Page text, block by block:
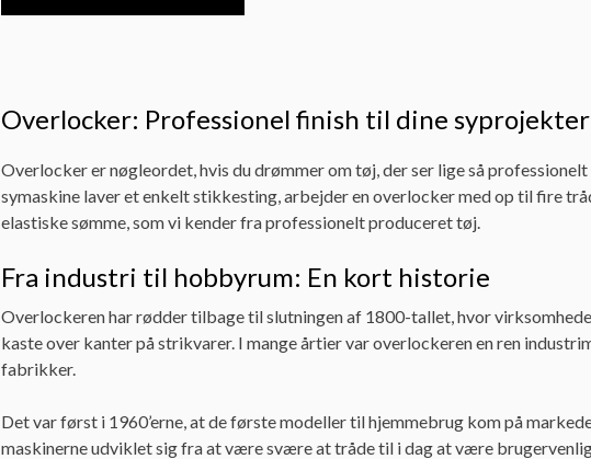
Overlocker: Professionel finish til dine syprojekter
Overlocker er nøgleordet, hvis du drømmer om tøj, der ser lige så
symaskine laver et enkelt stikkesting, arbejder en overlocker med op til fire
elastiske sømme, som vi kender fra professionelt produceret tøj.
Fra industri til hobbyrum: En kort historie
Overlockeren har rødder tilbage til slutningen af 1800-tallet, hvor
kaste over kanter på strikvarer. I mange årtier var overlockeren en ren
fabrikker.
Det var først i 1960’erne, at de første modeller til hjemmebrug kom på
maskinerne udviklet sig fra at være svære at tråde til i dag at være